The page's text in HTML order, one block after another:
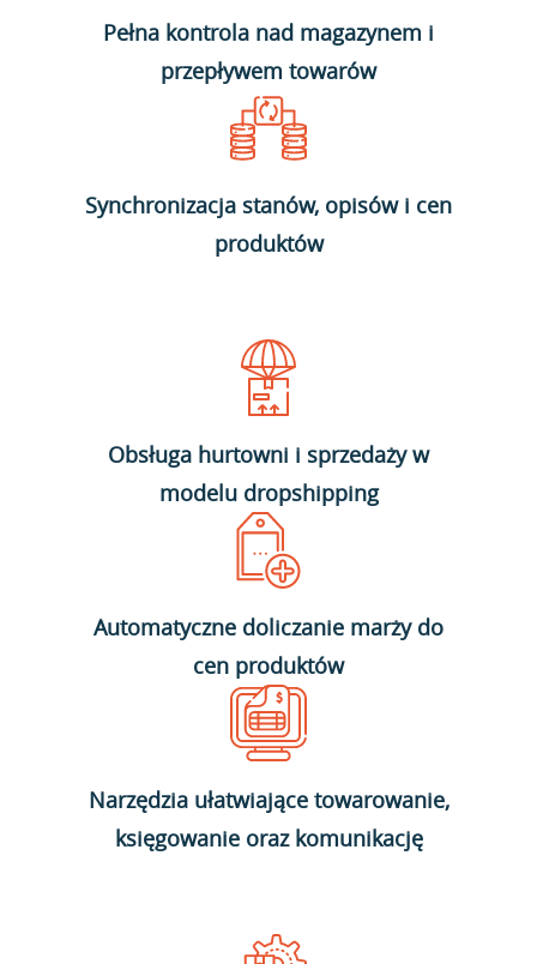
Pełna kontrola nad magazynem i
przepływem towarów
Synchronizacja stanów, opisów i cen
produktów
Obsługa hurtowni i sprzedaży w
modelu dropshipping
Automatyczne doliczanie marży do
cen produktów
Narzędzia ułatwiające towarowanie,
księgowanie oraz komunikację